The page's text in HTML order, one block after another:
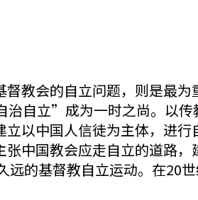
教会的自立问题，则是最为
自立”成为一时之尚。以传
以中国人信徒为主体，进行
中国教会应走自立的道路，
的基督教自立运动。在20